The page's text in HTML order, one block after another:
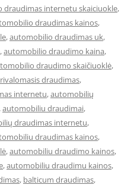
draudimas internetu skaiciuokle,
draudimas kainos,
,automobilio draudimas uk,
,automobilio draudimo kaina,
draudimo skaičiuoklė,
draudimas,
internetu,automobilių
,automobiliu draudimai,
draudimas internetu,
draudimas kainos,
,automobiliu draudimo kainos,
,automobiliu draudimu kainos,
, balticum draudimas,